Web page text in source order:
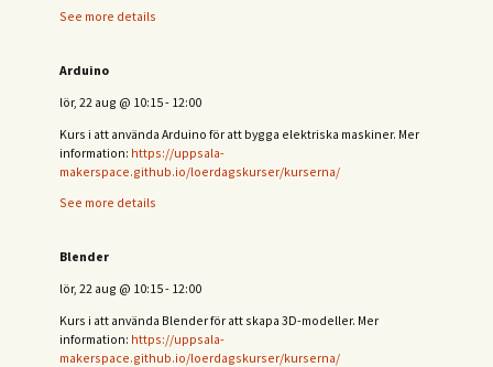
See more details
Arduino
lör, 22 aug @ 10:15- 12:00
Kurs i att använda Arduino för att bygga elektriska maskiner. Mer
information: https://uppsala-
makerspace.github.io/loerdagskurser/kurserna/
See more details
Blender
lör, 22 aug @ 10:15- 12:00
Kurs i att använda Blender för att skapa 3D-modeller. Mer
information: https://uppsala-
makerspace.github.io/loerdagskurser/kurserna/